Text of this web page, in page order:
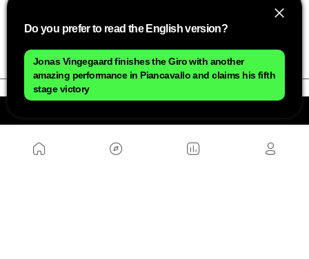
distâncias impossíveis puxando com suas pernas
Do you prefer to read the English version?
Jonas Vingegaard finishes the Giro with another
amazing performance in Piancavallo and claims his fifth
stage victory